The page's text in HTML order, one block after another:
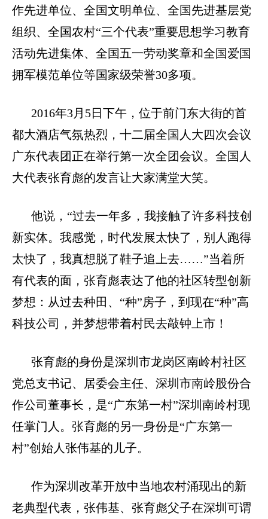
作先进单位、全国文明单位、全国先进基层党
组织、全国农村“三个代表”重要思想学习教育
活动先进集体、全国五一劳动奖章和全国爱国
拥军模范单位等国家级荣誉30多项。
2016年3月 5日下午，位于前门东大街的首
都大酒店气氛热烈，十二届全国人大四次会议
广东代表团正在举行第一次全团会议。全国人
大代表张育彪的发言让大家满堂大笑。
他说，“过去一年多，我接触了许多科技创
新实体。我感觉，时代发展太快了，别人跑得
太快了，我真想脱了鞋子追上去……”当着所
有代表的面，张育彪表达了他的社区转型创新
梦想：从过去种田、“种”房子，到现在“种”高
科技公司，并梦想带着村民去敲钟上市！
张育彪的身份是深圳市龙岗区南岭村社区
党总支书记、居委会主任、深圳市南岭股份合
作公司董事长，是“广东第一村”深圳南岭村现
任掌门人。张育彪的另一身份是“广东第一
村”创始人张伟基的儿子。
作为深圳改革开放中当地农村涌现出的新
老典型代表，张伟基、张育彪父子在深圳可谓